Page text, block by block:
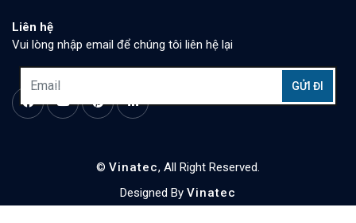
Liên hệ
Vui lòng nhập email để chúng tôi liên hệ lại
© Vinatec, All Right Reserved.
Designed By Vinatec